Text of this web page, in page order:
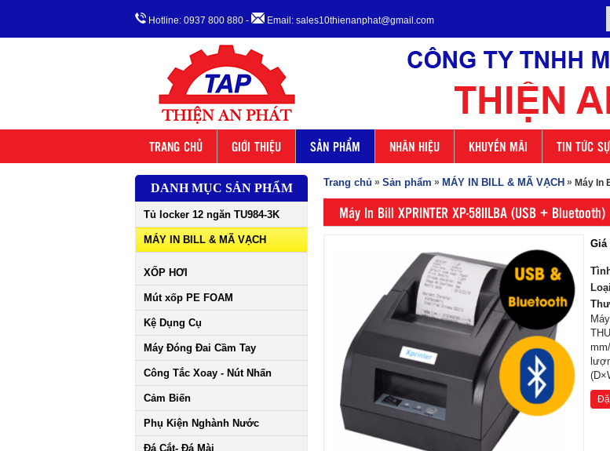
Hotline: 0937 800 880 - Email: sales10thienanphat@gmail.com
TRANG CHỦ GIỚI THIỆU SẢN PHẨM NHÃN HIỆU KHUYẾN MÃI TIN TỨC
DANH MỤC SẢN PHẨM
Tủ locker 12 ngăn TU984-3K
MÁY IN BILL & MÃ VẠCH
XỐP HƠI
Mút xốp PE FOAM
Kệ Dụng Cụ
Máy Đóng Đai Cầm Tay
Công Tắc Xoay - Nút Nhấn
Cảm Biến
Phụ Kiện Nghành Nước
Đá Cắt- Đá Mài
Trang chủ » Sản phẩm » MÁY IN BILL & MÃ VẠCH » Máy In
Máy In Bill XPRINTER XP-58IILBA (USB + Bluetooth)
Giá